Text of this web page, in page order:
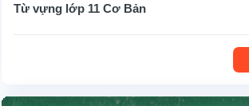
Từ vựng lớp 11 Cơ Bản